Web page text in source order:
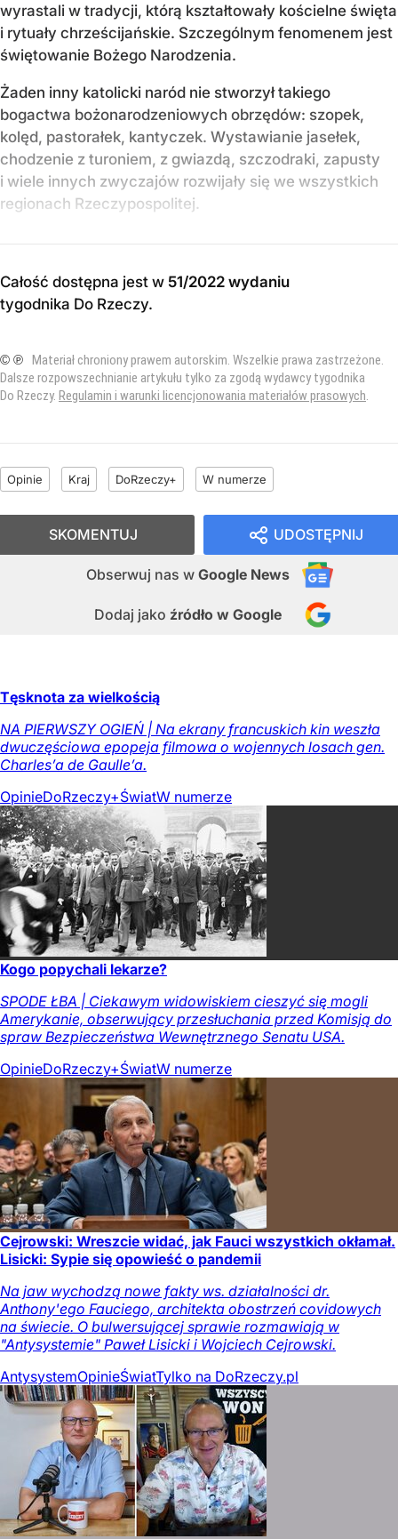
wyrastali w tradycji, którą kształtowały kościelne święta
i rytuały chrześcijańskie. Szczególnym fenomenem jest
świętowanie Bożego Narodzenia.
Żaden inny katolicki naród nie stworzył takiego
bogactwa bożonarodzeniowych obrzędów: szopek,
kolęd, pastorałek, kantyczek. Wystawianie jasełek,
chodzenie z turoniem, z gwiazdą, szczodraki, zapusty
i wiele innych zwyczajów rozwijały się we wszystkich
regionach Rzeczypospolitej.
Całość dostępna jest w 51/2022 wydaniu
tygodnika Do Rzeczy.
© ℗ Materiał chroniony prawem autorskim. Wszelkie prawa zastrzeżone.
Dalsze rozpowszechnianie artykułu tylko za zgodą wydawcy tygodnika
Do Rzeczy. Regulamin i warunki licencjonowania materiałów prasowych.
Opinie Kraj DoRzeczy+ W numerze
UDOSTĘPNIJ
Obserwuj nas w Google News
Dodaj jako źródło w Google
SKOMENTUJ
Tęsknota za wielkością
NA PIERWSZY OGIEŃ | Na ekrany francuskich kin weszła
dwuczęściowa epopeja filmowa o wojennych losach gen.
Charles’a de Gaulle’a.
OpinieDoRzeczy+ŚwiatW numerze
Kogo popychali lekarze?
SPODE ŁBA | Ciekawym widowiskiem cieszyć się mogli
Amerykanie, obserwujący przesłuchania przed Komisją do
spraw Bezpieczeństwa Wewnętrznego Senatu USA.
OpinieDoRzeczy+ŚwiatW numerze
Cejrowski: Wreszcie widać, jak Fauci wszystkich okłamał.
Lisicki: Sypie się opowieść o pandemii
Na jaw wychodzą nowe fakty ws. działalności dr.
Anthony'ego Fauciego, architekta obostrzeń covidowych
na świecie. O bulwersującej sprawie rozmawiają w
"Antysystemie" Paweł Lisicki i Wojciech Cejrowski.
AntysystemOpinieŚwiatTylko na DoRzeczy.pl